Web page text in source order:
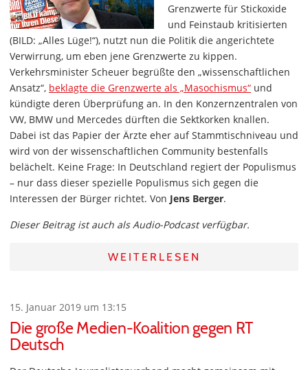
Grenzwerte für Stickoxide
und Feinstaub kritisierten
(BILD: „Alles Lüge!“), nutzt nun die Politik die angerichtete
Verwirrung, um eben jene Grenzwerte zu kippen.
Verkehrsminister Scheuer begrüßte den „wissenschaftlichen
Ansatz“, beklagte die Grenzwerte als „Masochismus“ und
kündigte deren Überprüfung an. In den Konzernzentralen von
VW, BMW und Mercedes dürften die Sektkorken knallen.
Dabei ist das Papier der Ärzte eher auf Stammtischniveau und
wird von der wissenschaftlichen Community bestenfalls
belächelt. Keine Frage: In Deutschland regiert der Populismus
– nur dass dieser spezielle Populismus sich gegen die
Interessen der Bürger richtet. Von Jens Berger.
Dieser Beitrag ist auch als Audio-Podcast verfügbar.
WEITERLESEN
15. Januar 2019 um 13:15
Die große Medien-Koalition gegen RT
Deutsch